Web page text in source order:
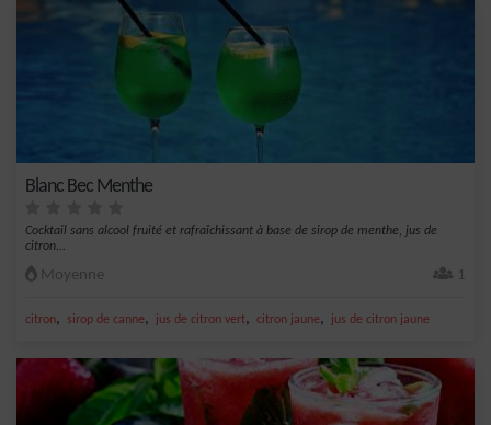
Blanc Bec Menthe
Cocktail sans alcool fruité et rafraîchissant à base de sirop de menthe, jus de
citron...
Moyenne 1
citron, sirop de canne, jus de citron vert, citron jaune, jus de citron jaune